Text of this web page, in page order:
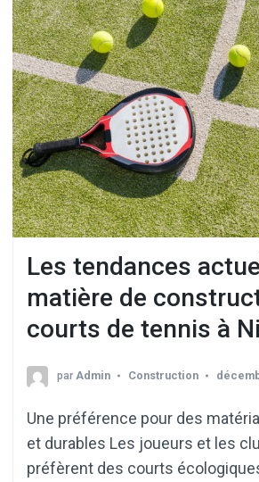
Les tendances
matière de
courts de tennis à
par Admin Construction
Une préférence pour des
et durables Les joueurs et les
préfèrent des courts